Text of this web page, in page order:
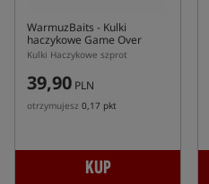
WarmuzBaits - Kulki
haczykowe Game Over
Szprot
Kulki Haczykowe szprot
39,90 PLN
otrzymujesz 0,17 pkt
KUP